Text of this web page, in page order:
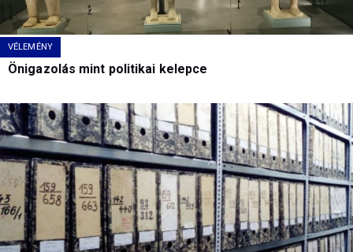
VÉLEMÉNY
Önigazolás mint politikai kelepce